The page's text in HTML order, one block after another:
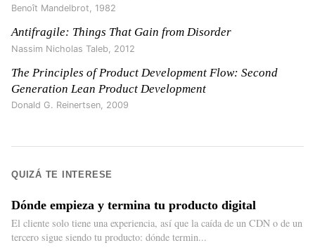
Benoît Mandelbrot, 1982
Antifragile: Things That Gain from Disorder
Nassim Nicholas Taleb 2012
The Principles of Product Development Flow: Second
Generation Lean Product Development
Donald G. Reinertsen, 2009
QUIZÁ TE INTERESE
Dónde empieza y termina tu producto digital
El cliente solo tiene una experiencia, así que la caída de un CDN o de un
tercero sigue siendo tu producto: dónde termin...